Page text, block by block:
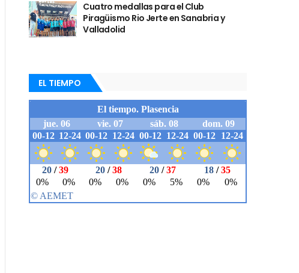
Cuatro medallas para el Club
Piragüismo Rio Jerte en Sanabria y
Valladolid
EL TIEMPO